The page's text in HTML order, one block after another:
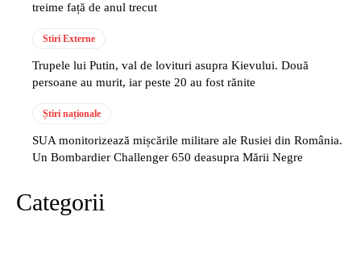
treime față de anul trecut
Stiri Externe
Trupele lui Putin, val de lovituri asupra Kievului. Două
persoane au murit, iar peste 20 au fost rănite
Știri naționale
SUA monitorizează mișcările militare ale Rusiei din România.
Un Bombardier Challenger 650 deasupra Mării Negre
Categorii